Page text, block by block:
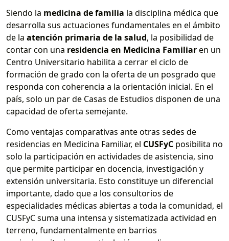
Siendo la medicina de familia la disciplina médica que
desarrolla sus actuaciones fundamentales en el ámbito
de la atención primaria de la salud, la posibilidad de
contar con una residencia en Medicina Familiaren un
Centro Universitario habilita a cerrar el ciclo de
formación de grado con la oferta de un posgrado que
responda con coherencia a la orientación inicial. En el
país, solo un par de Casas de Estudios disponen de una
capacidad de oferta semejante.
Como ventajas comparativas ante otras sedes de
residencias en Medicina Familiar, el CUSFyC posibilita no
solo la participación en actividades de asistencia, sino
que permite participar en docencia, investigación y
extensión universitaria. Esto constituye un diferencial
importante, dado que a los consultorios de
especialidades médicas abiertas a toda la comunidad, el
CUSFyC suma una intensa y sistematizada actividad en
terreno, fundamentalmente en barrios